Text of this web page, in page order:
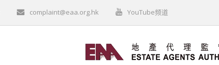
complaint@eaa.org.hk YouTube频道